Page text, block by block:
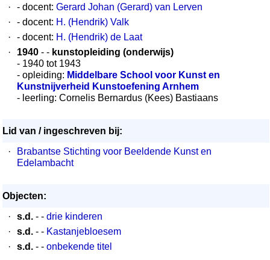
·
- docent: Gerard Johan (Gerard) van Lerven
·
- docent: H. (Hendrik) Valk
·
- docent: H. (Hendrik) de Laat
·
1940 - - kunstopleiding (onderwijs)
- 1940 tot 1943
- opleiding: Middelbare School voor Kunst en
Kunstnijverheid Kunstoefening Arnhem
- leerling: Cornelis Bernardus (Kees) Bastiaans
Lid van / ingeschreven bij:
·
Brabantse Stichting voor Beeldende Kunst en
Edelambacht
Objecten:
·
s.d. - - drie kinderen
·
s.d. - - Kastanjebloesem
·
s.d. - - onbekende titel